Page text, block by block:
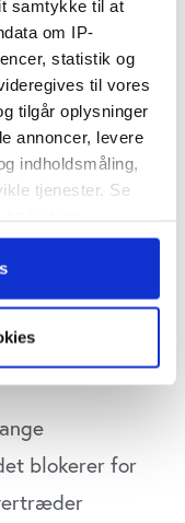
samtykke til at
om IP-
statistik og
til vores
tilgår oplysninger
annoncer, levere
indholdsmåling,
tjenester. Se
dit samtykke
på "Privacy
meter
en scanning af
i
Ramlau-
af danske
Invest,
blokerer for